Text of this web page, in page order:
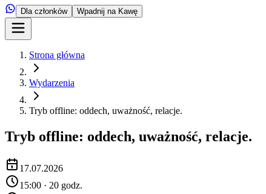
Dla członków Wpadnij na Kawę
Strona główna
Wydarzenia
Tryb offline: oddech, uważność, relacje.
Tryb offline: oddech, uważność, relacje.
17.07.2026
15:00 · 20 godz.